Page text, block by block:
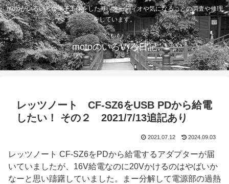
motoがいろいろな電子工作をしたり、オーディオや気になることの調査や修理
をしています。
motoのいろいろ日記
レッツノート CF-SZ6をUSB PDから給電
したい！ その２ 2021/7/13追記あり
2021.07.12 2024.09.03
レッツノート CF-SZ6をPDから給電するアダプターが届
いていましたが、16V給電なのに20Vかけるのはやばいか
なーと思い躊躇していました。まー分解して電源部の過熱